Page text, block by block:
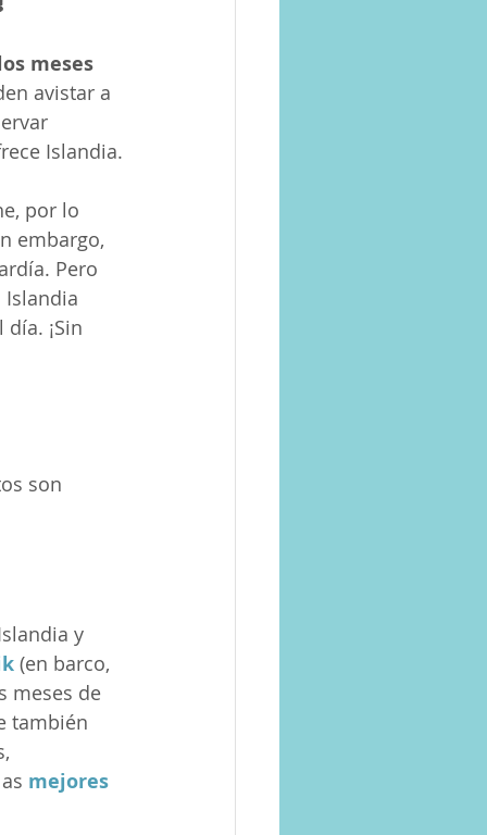
meses
avistar a
Islandia.
por lo
embargo,
Pero
¡Sin
son
y
(en barco,
meses de
también
mejores